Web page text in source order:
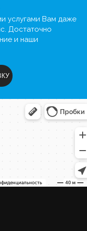
услугами Вам даже
Достаточно
и наши